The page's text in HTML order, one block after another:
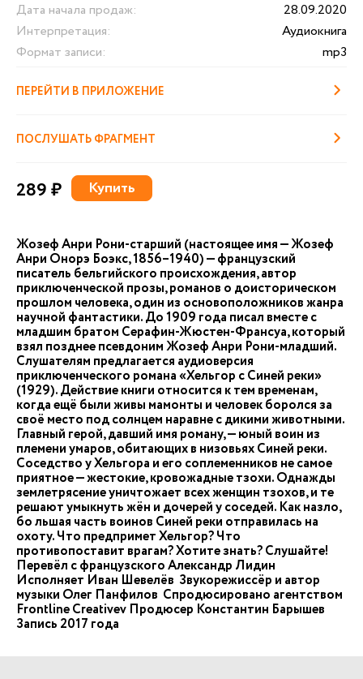
Дата начала продаж:
28.09.2020
Интерпретация:
Аудиокнига
Формат записи:
mp3
ПЕРЕЙТИ В ПРИЛОЖЕНИЕ
ПОСЛУШАТЬ ФРАГМЕНТ
289 ₽ Купить
Жозеф Анри Рони-старший (настоящее имя — Жозеф
Анри Онорэ Боэкс, 1856–1940) — французский
писатель бельгийского происхождения, автор
приключенческой прозы, романов о доисторическом
прошлом человека, один из основоположников жанра
научной фантастики. До 1909 года писал вместе с
младшим братом Серафин-Жюстен-Франсуа, который
взял позднее псевдоним Жозеф Анри Рони-младший.
Слушателям предлагается аудиоверсия
приключенческого романа «Хельгор с Синей реки»
(1929). Действие книги относится к тем временам,
когда ещё были живы мамонты и человек боролся за
своё место под солнцем наравне с дикими животными.
Главный герой, давший имя роману, — юный воин из
племени умаров, обитающих в низовьях Синей реки.
Соседство у Хельгора и его соплеменников не самое
приятное — жестокие, кровожадные тзохи. Однажды
землетрясение уничтожает всех женщин тзохов, и те
решают умыкнуть жён и дочерей у соседей. Как назло,
бо льшая часть воинов Синей реки отправилась на
охоту. Что предпримет Хельгор? Что
противопоставит врагам? Хотите знать? Слушайте!
Перевёл с французского Александр Лидин
Исполняет Иван Шевелёв Звукорежиссёр и автор
музыки Олег Панфилов Спродюсировано агентством
Frontline Creativev Продюсер Константин Барышев
Запись 2017 года